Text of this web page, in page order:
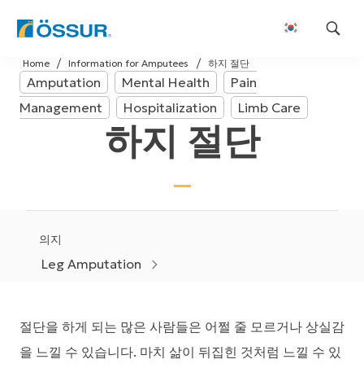
Skip
to
content
하지 절단
Information for Amputees
Home
Amputation Mental Health
Pain
Management
Hospitalization Limb Care
하지 절단
의지
Leg Amputation
절단을 하게 되는 많은 사람들은 어쩔 줄 모르거나 상실감
을 느낄 수 있습니다. 마치 삶이 뒤집힌 것처럼 느낄 수 있